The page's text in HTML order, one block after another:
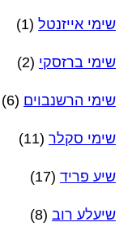
שימי אייזנטל (1)
שימי ברזסקי (2)
שימי הרשנבוים (6)
שימי סקלר (11)
שיע פריד (17)
שיעלע רוב (8)